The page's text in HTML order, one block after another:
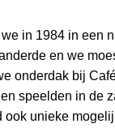
in 1984 in een
en we
onderdak bij
speelden in de
ook unieke